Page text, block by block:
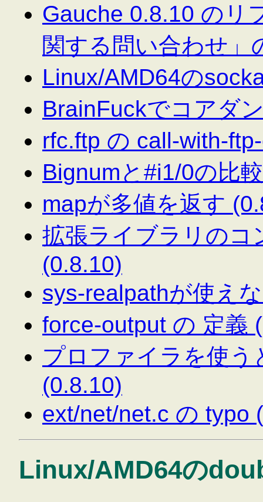
Gauche 0.8.10 のリ
関する問い合わせ」
Linux/AMD64の
BrainFuckでコアダ
rfc.ftp の call-with-
Bignumと#i1/0の比
mapが多値を返す
拡張ライブラリのコ
(0.8.10)
sys-realpathが使え
force-output の 定義
プロファイラを使
(0.8.10)
ext/net/net.c の typo
Linux/AMD64の